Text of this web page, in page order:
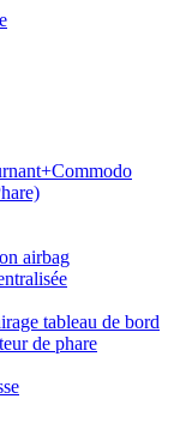
airbag
tableau de bord
de phare